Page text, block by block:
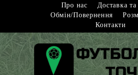
Про нас
Доставка та
Обмін/Повернення
Контакти